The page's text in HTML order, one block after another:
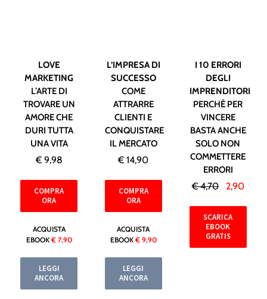
LOVE
MARKETING
L’ARTE DI
TROVARE UN
AMORE CHE
DURI TUTTA
UNA VITA
€ 9,98
COMPRA
ORA
ACQUISTA
EBOOK € 7,90
LEGGI
ANCORA
L’IMPRESA DI
SUCCESSO
COME
ATTRARRE
CLIENTI E
CONQUISTARE
IL MERCATO
€ 14,90
COMPRA
ORA
ACQUISTA
EBOOK € 9,90
LEGGI
ANCORA
I 10 ERRORI
DEGLI
IMPRENDITORI
PERCHÈ PER
VINCERE
BASTA ANCHE
SOLO NON
COMMETTERE
ERRORI
€ 4,70 2,90
SCARICA
EBOOK
GRATIS